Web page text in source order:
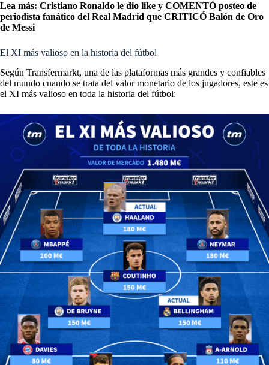
Lea más: Cristiano Ronaldo le dio like y COMENTÓ posteo de
periodista fanático del Real Madrid que CRITICÓ Balón de Oro
de Messi
El XI más valioso en la historia del fútbol
Según Transfermarkt, una de las plataformas más grandes y confiables
del mundo cuando se trata del valor monetario de los jugadores, este es
el XI más valioso en toda la historia del fútbol: